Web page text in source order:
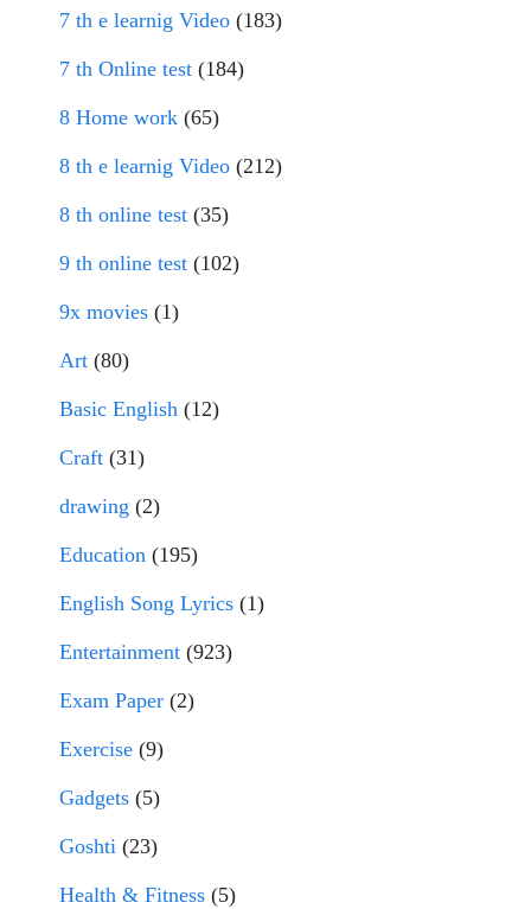
7 th e learnig Video (183)
7 th Online test (184)
8 Home work (65)
8 th e learnig Video (212)
8 th online test (35)
9 th online test (102)
9x movies (1)
Art (80)
Basic English (12)
Craft (31)
drawing (2)
Education (195)
English Song Lyrics (1)
Entertainment (923)
Exam Paper (2)
Exercise (9)
Gadgets (5)
Goshti (23)
Health & Fitness (5)